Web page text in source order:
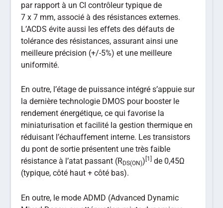
par rapport à un CI contrôleur typique de
7 x 7 mm, associé à des résistances externes.
L’ACDS évite aussi les effets des défauts de
tolérance des résistances, assurant ainsi une
meilleure précision (+/-5%) et une meilleure
uniformité.
En outre, l’étage de puissance intégré s’appuie sur
la dernière technologie DMOS pour booster le
rendement énergétique, ce qui favorise la
miniaturisation et facilité la gestion thermique en
réduisant l’échauffement interne. Les transistors
du pont de sortie présentent une très faible
résistance à l’atat passant (RDS(ON)) [1]
de 0,45Ω
(typique, côté haut + côté bas).
En outre, le mode ADMD (Advanced Dynamic